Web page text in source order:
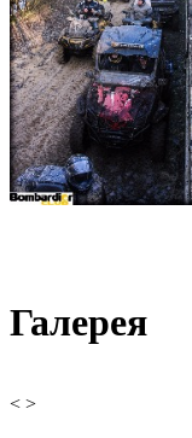
Галерея
< >